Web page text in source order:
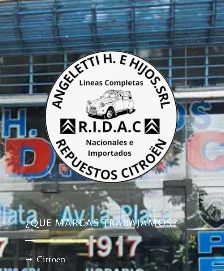
¿QUE MARCAS TRABAJAMOS?
Citroen